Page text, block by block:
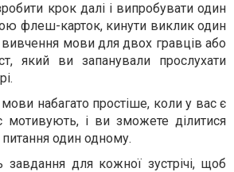
крок далі і випробувати один
флеш-карток, кинути виклик один
мови для двох гравців або
який ви запанували прослухати
набагато простіше, коли у вас є
мотивують, і ви зможете ділитися
один одному.
завдання для кожної зустрічі, щоб